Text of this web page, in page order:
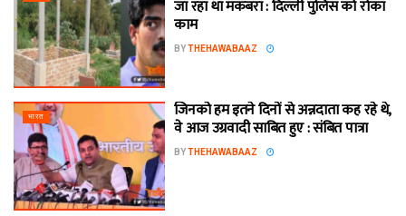
जा रहा था मकबरा : दिल्ली पुलिस को रोका
काम
BYTHEHAWABAAZ
भारत जिनको हम इतने दिनों से अन्नदाता कह रहे थे,
वे आज उग्रवादी साबित हुए : संबित पात्रा
BYTHEHAWABAAZ